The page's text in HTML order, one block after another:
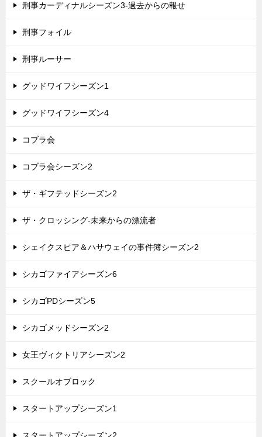
刑事カーディナルシーズン3-過去からの報せ
刑事フォイル
刑事ルーサー
グッドワイフシーズン1
グッドワイフシーズン4
コブラ会
コブラ会シーズン2
ザ・ギフテッドシーズン2
ザ・クロッシング-未来からの漂流者
シェイクスピア＆ハサウェイの事件簿シーズン2
シカゴファイアシーズン6
シカゴPDシーズン5
シカゴメッドシーズン2
女王ヴィクトリアシーズン2
スクールオブロック
スタートアップシーズン1